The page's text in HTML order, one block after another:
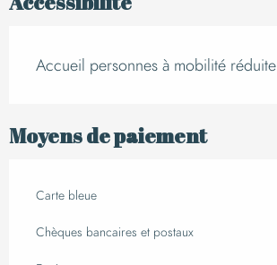
Accueil personnes à mobilité réduite
Moyens de paiement
Carte bleue
Chèques bancaires et postaux